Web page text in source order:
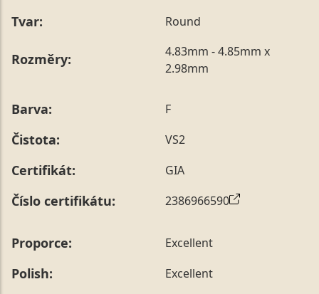
Tvar: Round
Rozměry:
4.83mm - 4.85mm x
2.98mm
Barva: F
Čistota: VS2
Certifikát: GIA
Číslo certifikátu: 2386966590
Proporce: Excellent
Polish: Excellent